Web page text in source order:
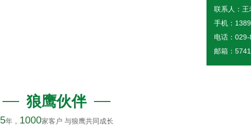
联系人：王
手机：
电话：
邮箱：
狼鹰伙伴
5年， 1000家客户 与狼鹰共同成长